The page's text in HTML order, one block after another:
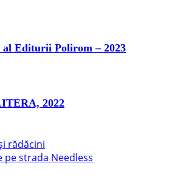
Editurii Polirom – 2023
2022
rădăcini
pe strada Needless